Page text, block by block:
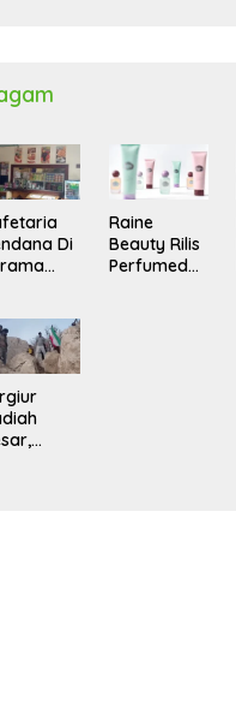
Di
Raine
Beauty Rilis
Perfumed